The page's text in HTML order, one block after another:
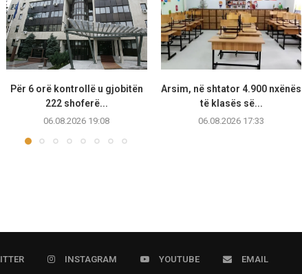
Për 6 orë kontrollë u gjobitën
222 shoferë...
06.08.2026 19:08
Arsim, në shtator 4.900 nxënës
të klasës së...
06.08.2026 17:33
INSTAGRAM YOUTUBE EMAIL